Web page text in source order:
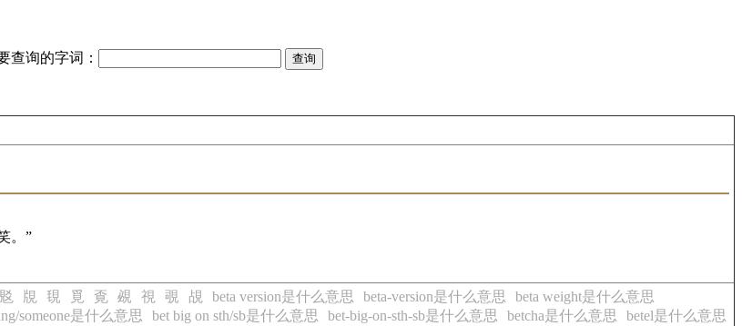
查询的字词：
。”
覐 覑 覒 覓 覔 覕 視 覗 覘 beta version是什么意思 beta-version是什么意思
beta weight是什么意思
someone是什么意思 bet big on sth/sb是什么意思 bet-big-on-sth-sb是什么意思 betcha是什么意思
betel是什么意思